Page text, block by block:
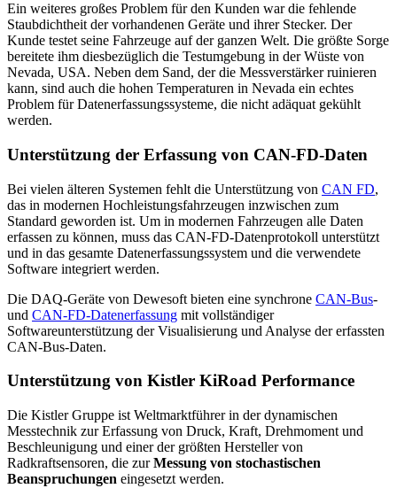
Ein weiteres großes Problem für den Kunden war die fehlende
Staubdichtheit der vorhandenen Geräte und ihrer Stecker. Der
Kunde testet seine Fahrzeuge auf der ganzen Welt. Die größte Sorge
bereitete ihm diesbezüglich die Testumgebung in der Wüste von
Nevada, USA. Neben dem Sand, der die Messverstärker ruinieren
kann, sind auch die hohen Temperaturen in Nevada ein echtes
Problem für Datenerfassungssysteme, die nicht adäquat gekühlt
werden.
Unterstützung der Erfassung von CAN-FD-Daten
Bei vielen älteren Systemen fehlt die Unterstützung von CAN FD,
das in modernen Hochleistungsfahrzeugen inzwischen zum
Standard geworden ist. Um in modernen Fahrzeugen alle Daten
erfassen zu können, muss das CAN-FD-Datenprotokoll unterstützt
und in das gesamte Datenerfassungssystem und die verwendete
Software integriert werden.
Die DAQ-Geräte von Dewesoft bieten eine synchrone CAN-Bus-
und CAN-FD-Datenerfassung mit vollständiger
Softwareunterstützung der Visualisierung und Analyse der erfassten
CAN-Bus-Daten.
Unterstützung von Kistler KiRoad Performance
Die Kistler Gruppe ist Weltmarktführer in der dynamischen
Messtechnik zur Erfassung von Druck, Kraft, Drehmoment und
Beschleunigung und einer der größten Hersteller von
Radkraftsensoren, die zurMessung von stochastischen
Beanspruchungen eingesetzt werden.